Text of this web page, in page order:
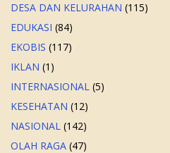
DESA DAN KELURAHAN (115)
EDUKASI (84)
EKOBIS (117)
IKLAN (1)
INTERNASIONAL (5)
KESEHATAN (12)
NASIONAL (142)
OLAH RAGA (47)